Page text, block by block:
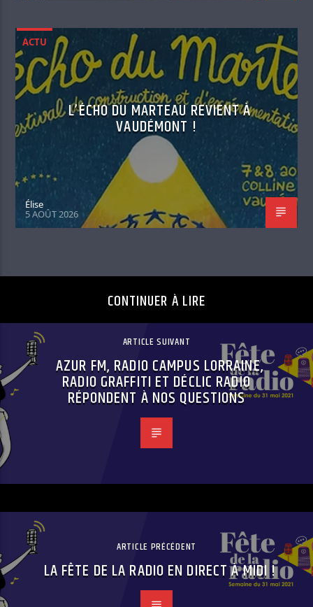
ACTU
L’ÉCHO DU MARTEAU REVIENT À
VAUDÉMONT !
Élise
5 AOÛT 2026
CONTINUER À LIRE
ARTICLE SUIVANT
AZUR FM, RADIO CAMPUS LORRAINE,
RADIO GRAFFITI ET DÉCLIC RADIO
RÉPONDENT À NOS QUESTIONS
ARTICLE PRÉCÉDENT
LA FÊTE DE LA RADIO EN DIRECT À MIDI !